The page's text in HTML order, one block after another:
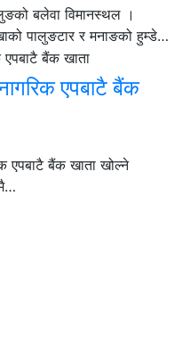
बलेवा विमानस्थल ।
पालुङटार र मनाङको हुम्डे…
एपबाटै बैंक
एपबाटै बैंक खाता खोल्ने